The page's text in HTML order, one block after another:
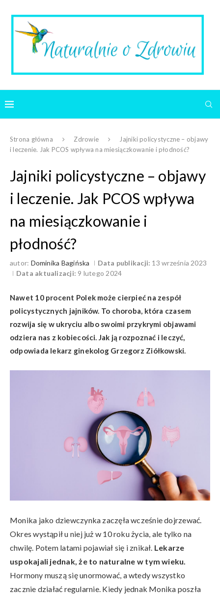
Strona główna Zdrowie
Jajniki policystyczne – objawy
i leczenie. Jak PCOS wpływa na miesiączkowanie i płodność?
Jajniki policystyczne – objawy
i leczenie. Jak PCOS wpływa
na miesiączkowanie i
płodność?
autor: Dominika Bagińska Data publikacji: 13 września 2023
Data aktualizacji: 9 lutego 2024
Nawet 10 procent Polek może cierpieć na zespół
policystycznych jajników. To choroba, która czasem
rozwija się w ukryciu albo swoimi przykrymi objawami
odziera nas z kobiecości. Jak ją rozpoznać i leczyć,
odpowiada lekarz ginekolog Grzegorz Ziółkowski.
Monika jako dziewczynka zaczęła wcześnie dojrzewać.
Okres wystąpił u niej już w 10 roku życia, ale tylko na
chwilę. Potem latami pojawiał się i znikał. Lekarze
uspokajali jednak, że to naturalne w tym wieku.
Hormony muszą się unormować, a wtedy wszystko
zacznie działać regularnie. Kiedy jednak Monika poszła